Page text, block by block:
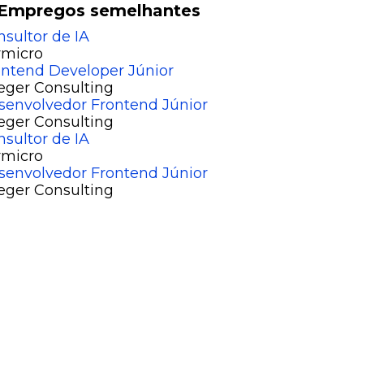
semelhantes
de IA
Developer Júnior
Consulting
Frontend Júnior
Consulting
de IA
Frontend Júnior
Consulting